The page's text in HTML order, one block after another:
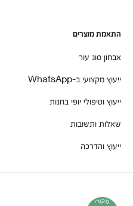
התאמת מוצרים
אבחון סוג עור
ייעוץ מקצועי ב-WhatsApp
ייעוץ וטיפולי יופי בחנות
שאלות ותשובות
ייעוץ והדרכה